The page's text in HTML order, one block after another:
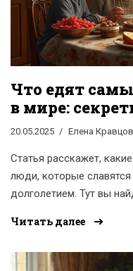
Что едят
в мире:
долгожителей
20.05.2025 Елена
Статья расскажет,
люди, которые
долголетием. Тут вы
уголков планеты.
В статье есть советы
Читать далее